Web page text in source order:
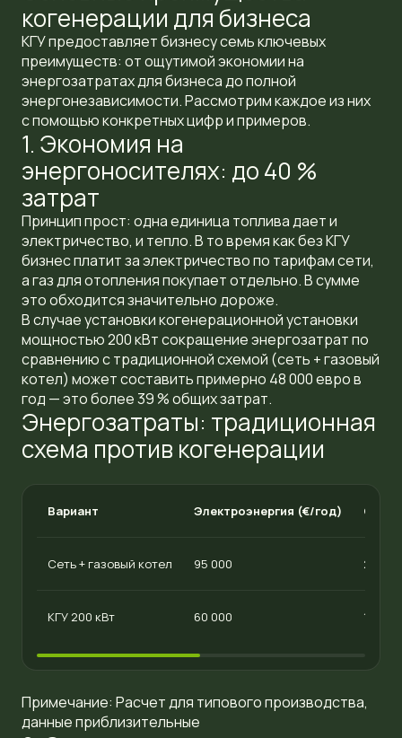
когенерации для бизнеса
КГУ предоставляет бизнесу семь ключевых
преимуществ: от ощутимойэкономии на
энергозатратах для бизнесадо полной
энергонезависимости. Рассмотрим каждое из них
с помощью конкретных цифр и примеров.
1. Экономия на
энергоносителях: до 40 %
затрат
Принцип прост: одна единица топлива дает и
электричество, и тепло. В то время как без КГУ
бизнес платит за электричество по тарифам сети,
а газ для отопления покупает отдельно. В сумме
это обходится значительно дороже.
В случае установки когенерационной установки
мощностью 200 кВтсокращение энергозатратпо
сравнению с традиционной схемой (сеть + газовый
котел) может составить примерно 48 000 евро в
год — это более 39 % общих затрат.
Энергозатраты: традиционная
схема против когенерации
Вариант Электроэнергия (€/год)
Сеть + газовый котел 95 000 28 000
КГУ 200 кВт 60 000 15 000
Примечание: Расчет для типового производства,
данные приблизительные